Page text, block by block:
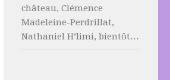
château, Clémence
Madeleine-Perdrillat,
Nathaniel H’limi, bientôt…